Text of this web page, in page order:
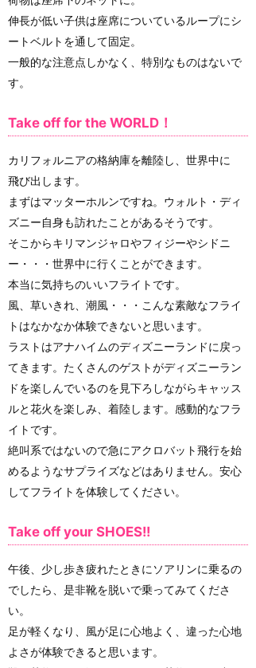
伸長が低い子供は座席についているループにシ
ートベルトを通して固定。
一般的な注意点しかなく、特別なものはないで
す。
Take off for the WORLD！
カリフォルニアの格納庫を離陸し、世界中に
飛び出します。
まずはマッターホルンですね。ウォルト・ディ
ズニー自身も訪れたことがあるそうです。
そこからキリマンジャロやフィジーやシドニ
ー・・・世界中に行くことができます。
本当に気持ちのいいフライトです。
風、草いきれ、潮風・・・こんな素敵なフライ
トはなかなか体験できないと思います。
ラストはアナハイムのディズニーランドに戻っ
てきます。たくさんのゲストがディズニーラン
ドを楽しんでいるのを見下ろしながらキャッス
ルと花火を楽しみ、着陸します。感動的なフラ
イトです。
絶叫系ではないので急にアクロバット飛行を始
めるようなサプライズなどはありません。安心
してフライトを体験してください。
Take off your SHOES!!
午後、少し歩き疲れたときにソアリンに乗るの
でしたら、是非靴を脱いで乗ってみてくださ
い。
足が軽くなり、風が足に心地よく、違った心地
よさが体験できると思います。